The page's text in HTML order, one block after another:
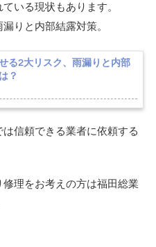
いる現状もあります。
りと内部結露対策。
る2大リスク、雨漏りと内部
？
信頼できる業者に依頼する
理をお考えの方は福田総業